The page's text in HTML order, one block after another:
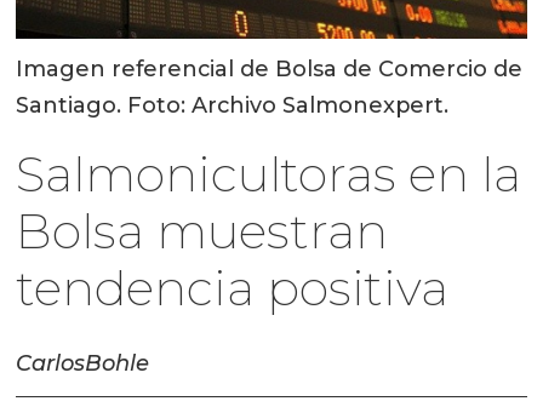
Imagen referencial de Bolsa de Comercio de
Santiago. Foto: Archivo Salmonexpert.
Salmonicultoras en la
Bolsa muestran
tendencia positiva
CarlosBohle